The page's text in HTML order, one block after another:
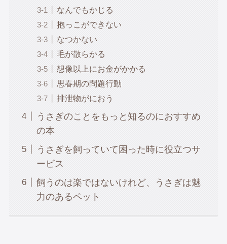
なんでもかじる
抱っこができない
なつかない
毛が散らかる
想像以上にお金がかかる
思春期の問題行動
排泄物がにおう
うさぎのことをもっと知るのにおすすめ
の本
うさぎを飼っていて困った時に役立つサ
ービス
飼うのは楽ではないけれど、うさぎは魅
力のあるペット